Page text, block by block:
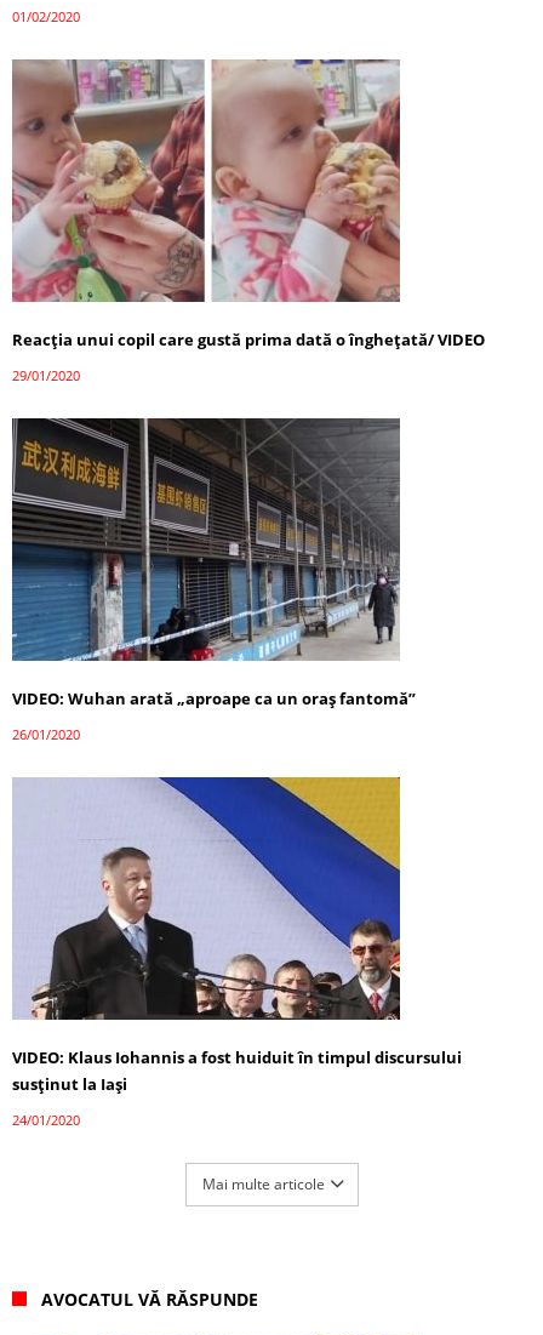
01/02/2020
Reacția unui copil care gustă prima dată o înghețată/ VIDEO
29/01/2020
VIDEO: Wuhan arată „aproape ca un oraș fantomă”
26/01/2020
VIDEO: Klaus Iohannis a fost huiduit în timpul discursului
susținut la Iași
24/01/2020
Mai multe articole
AVOCATUL VĂ RĂSPUNDE